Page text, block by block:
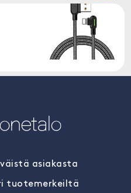
asiakasta
tuotemerkeiltä